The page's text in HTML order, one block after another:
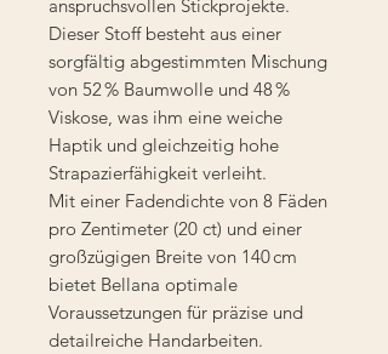
anspruchsvollen Stickprojekte.
Dieser Stoff besteht aus einer
sorgfältig abgestimmten Mischung
von 52 % Baumwolle und 48 %
Viskose, was ihm eine weiche
Haptik und gleichzeitig hohe
Strapazierfähigkeit verleiht.
Mit einer Fadendichte von 8 Fäden
pro Zentimeter (20 ct) und einer
großzügigen Breite von 140 cm
bietet Bellana optimale
Voraussetzungen für präzise und
detailreiche Handarbeiten.